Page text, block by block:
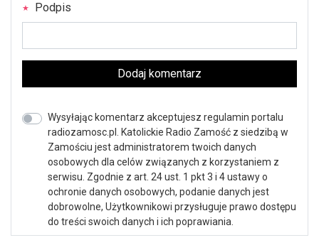
Podpis
Dodaj komentarz
Wysyłając komentarz akceptujesz regulamin portalu
radiozamosc.pl. Katolickie Radio Zamość z siedzibą w
Zamościu jest administratorem twoich danych
osobowych dla celów związanych z korzystaniem z
serwisu. Zgodnie z art. 24 ust. 1 pkt 3 i 4 ustawy o
ochronie danych osobowych, podanie danych jest
dobrowolne, Użytkownikowi przysługuje prawo dostępu
do treści swoich danych i ich poprawiania.